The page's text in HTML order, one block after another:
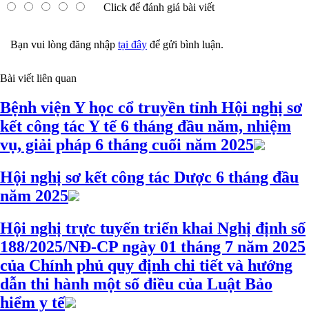
Click để đánh giá bài viết
Bạn vui lòng đăng nhập tại đây để gửi bình luận.
Bài viết liên quan
Bệnh viện Y học cổ truyền tỉnh Hội nghị sơ
kết công tác Y tế 6 tháng đầu năm, nhiệm
vụ, giải pháp 6 tháng cuối năm 2025
Hội nghị sơ kết công tác Dược 6 tháng đầu
năm 2025
Hội nghị trực tuyến triển khai Nghị định số
188/2025/NĐ-CP ngày 01 tháng 7 năm 2025
của Chính phủ quy định chi tiết và hướng
dẫn thi hành một số điều của Luật Bảo
hiểm y tế